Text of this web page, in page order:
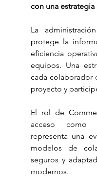
con una
La
protege la
eficiencia
equipos. Una
cada colaborador
proyecto y
El rol de
acceso como
representa una
modelos de
seguros y
modernos.